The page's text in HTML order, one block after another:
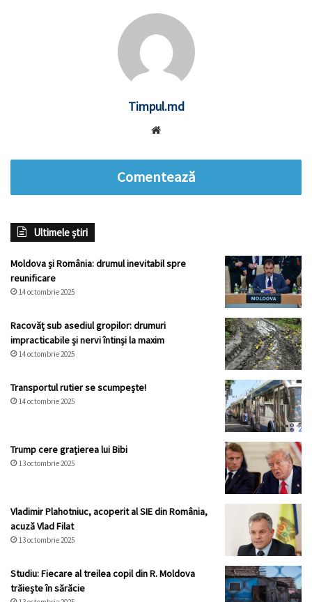
Timpul.md
Comentează
Ultimele știri
Moldova și România: drumul inevitabil spre
reunificare
14 octombrie 2025
Racovăț sub asediul gropilor: drumuri
impracticabile și nervi întinși la maxim
14 octombrie 2025
Transportul rutier se scumpește!
14 octombrie 2025
Trump cere grațierea lui Bibi
13 octombrie 2025
Vladimir Plahotniuc, acoperit al SIE din România,
acuză Vlad Filat
13 octombrie 2025
Studiu: Fiecare al treilea copil din R. Moldova
trăiește în sărăcie